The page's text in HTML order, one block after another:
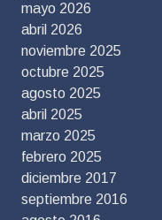
mayo 2026
abril 2026
noviembre 2025
octubre 2025
agosto 2025
abril 2025
marzo 2025
febrero 2025
diciembre 2017
septiembre 2016